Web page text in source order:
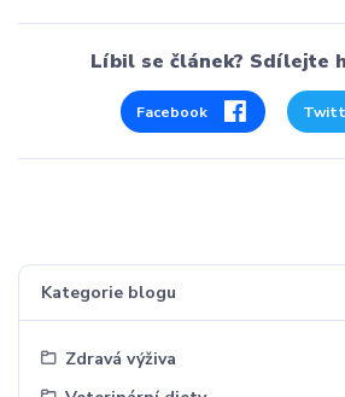
Kategorie blogu
Zdravá výživa
Líbil se článek? Sdílejte
Facebook